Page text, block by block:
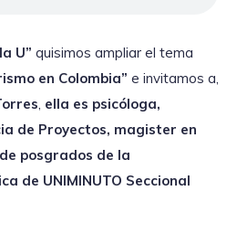
U” quisimos ampliar el tema
en Colombia” e invitamos a,
ella es psicóloga,
de Proyectos, magister en
posgrados de la
de UNIMINUTO Seccional